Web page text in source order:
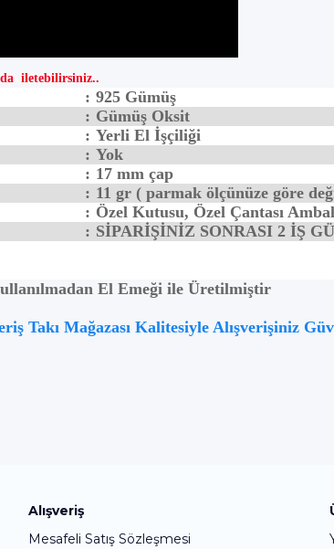
da iletebilirsiniz..
: 925 Gümüş
: Gümüş Oksit
: Yerli El İşçiliği
: Yok
: 17 mm çap
: 11 gr ( parmak ölçünüze göre
: Özel Kutusu, Özel Çantası
: SİPARİŞİNİZ SONRASI 2 İŞ
El Emeği ile Üretilmiştir
Takı Mağazası Kalitesiyle Alışverişiniz
Alışveriş
Mesafeli Satış Sözleşmesi